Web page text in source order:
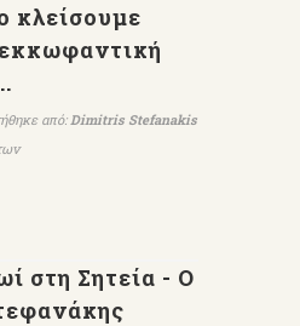
κλείσουμε
από:Dimitris Stefanakis
στη Σητεία - Ο